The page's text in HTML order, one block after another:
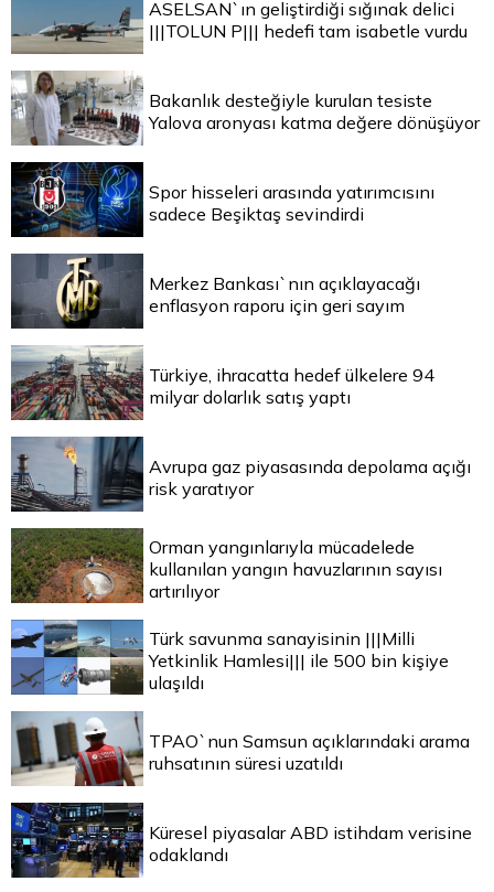
ASELSAN`ın geliştirdiği sığınak delici
|||TOLUN P||| hedefi tam isabetle vurdu
Bakanlık desteğiyle kurulan tesiste
Yalova aronyası katma değere dönüşüyor
Spor hisseleri arasında yatırımcısını
sadece Beşiktaş sevindirdi
Merkez Bankası`nın açıklayacağı
enflasyon raporu için geri sayım
Türkiye, ihracatta hedef ülkelere 94
milyar dolarlık satış yaptı
Avrupa gaz piyasasında depolama açığı
risk yaratıyor
Orman yangınlarıyla mücadelede
kullanılan yangın havuzlarının sayısı
artırılıyor
Türk savunma sanayisinin |||Milli
Yetkinlik Hamlesi||| ile 500 bin kişiye
ulaşıldı
TPAO`nun Samsun açıklarındaki arama
ruhsatının süresi uzatıldı
Küresel piyasalar ABD istihdam verisine
odaklandı